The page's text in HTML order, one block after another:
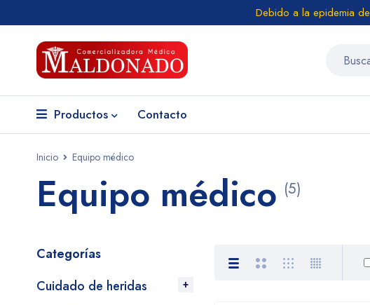
Debido a la epidemia de
Productos Contacto
Inicio Equipo médico
Equipo médico (5)
Categorías
Cuidado de heridas